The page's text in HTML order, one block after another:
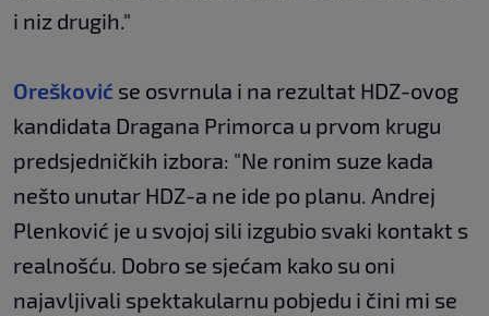
i niz drugih."
Orešković se osvrnula i na rezultat HDZ-ovog
kandidata Dragana Primorca u prvom krugu
predsjedničkih izbora: "Ne ronim suze kada
nešto unutar HDZ-a ne ide po planu. Andrej
Plenković je u svojoj sili izgubio svaki kontakt s
realnošću. Dobro se sjećam kako su oni
najavljivali spektakularnu pobjedu i čini mi se